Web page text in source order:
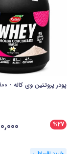
پودر پروتئین وی کاله - 1800 گرم
%27